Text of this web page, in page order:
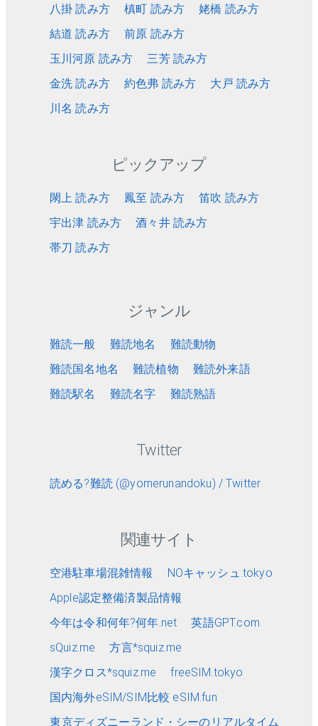
八掛 読み方 槙町 読み方
姥橋 読み方
結道 読み方
前原 読み方
玉川河原 読み方
三芳 読み方
金洗 読み方
約色弗 読み方
大戸 読み方
川名 読み方
ピックアップ
閖上 読み方 鳳至 読み方
笛吹 読み方
宇出津 読み方
酒々井 読み方
帯刀 読み方
ジャンル
難読一般 難読地名
難読動物
難読国名地名
難読植物
難読外来語
難読駅名
難読名字 難読熟語
Twitter
読める?難読 (@yomerunandoku) / Twitter
関連サイト
空港駐車場混雑情報
NOキャッシュ.tokyo
Apple認定整備済製品情報
今年は令和何年?何年.net
英語GPT.com
sQuiz.me
方言*squiz.me
漢字クロス*squiz.me
freeSIM.tokyo
国内海外eSIM/SIM比較 eSIM.fun
東京ディズニーランド・シーのリアルタイム